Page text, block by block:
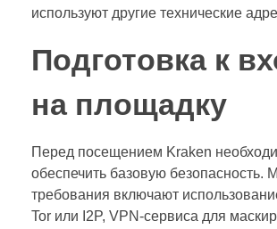
используют другие технические
Подготовка к
на площадку
Перед посещением Kraken
обеспечить базовую безопасность.
требования включают
Tor или I2P, VPN-сервиса для